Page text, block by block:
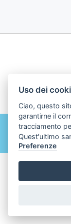
Uso dei
Ciao, questo
garantirne il
tracciamento
Quest'ultimo
Preferenze